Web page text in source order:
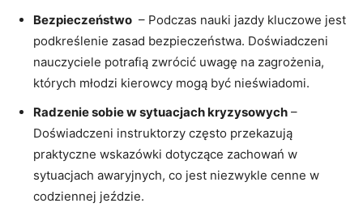
Bezpieczeństwo ‍ –⁢ Podczas ​nauki⁢ jazdy⁣ kluczowe jest
podkreślenie zasad bezpieczeństwa. Doświadczeni
nauczyciele ⁣potrafią zwrócić uwagę​ na zagrożenia,
których młodzi⁣ kierowcy mogą‌ być nieświadomi.
Radzenie sobie ⁤w sytuacjach kryzysowych –
Doświadczeni⁤ instruktorzy często przekazują
praktyczne wskazówki ⁢dotyczące​ zachowań⁣ w
‌sytuacjach awaryjnych, co jest niezwykle cenne w
codziennej jeździe.